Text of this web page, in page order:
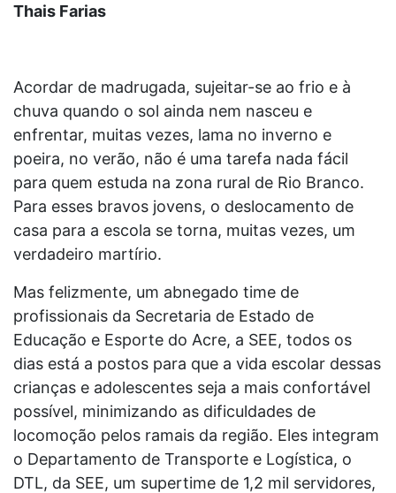
Thais Farias
Acordar de madrugada, sujeitar-se ao frio e à
chuva quando o sol ainda nem nasceu e
enfrentar, muitas vezes, lama no inverno e
poeira, no verão, não é uma tarefa nada fácil
para quem estuda na zona rural de Rio Branco.
Para esses bravos jovens, o deslocamento de
casa para a escola se torna, muitas vezes, um
verdadeiro martírio.
Mas felizmente, um abnegado time de
profissionais da Secretaria de Estado de
Educação e Esporte do Acre, a SEE, todos os
dias está a postos para que a vida escolar dessas
crianças e adolescentes seja a mais confortável
possível, minimizando as dificuldades de
locomoção pelos ramais da região. Eles integram
o Departamento de Transporte e Logística, o
DTL, da SEE, um supertime de 1,2 mil servidores,